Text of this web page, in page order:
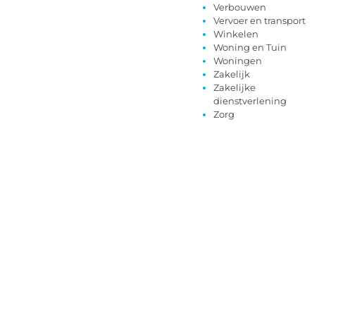
Verbouwen
Vervoer en transport
Winkelen
Woning en Tuin
Woningen
Zakelijk
Zakelijke
dienstverlening
Zorg